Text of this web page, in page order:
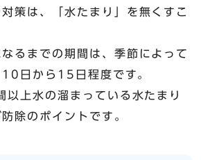
策は、「水たまり」を無くすこ
るまでの期間は、季節によって
日から15日程度です。
以上水の溜まっている水たまり
除のポイントです。